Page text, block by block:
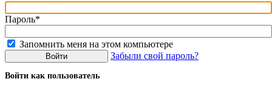
Пароль*
Запомнить меня на этом компьютере
Забыли свой пароль?
Войти как пользователь